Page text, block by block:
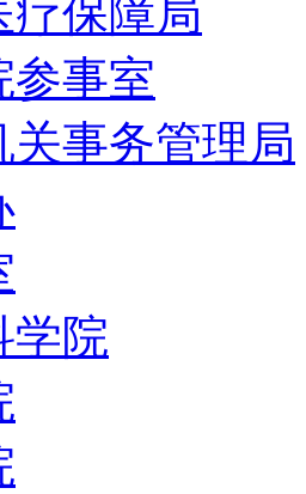
疗保障局
参事室
关事务管理局
学院